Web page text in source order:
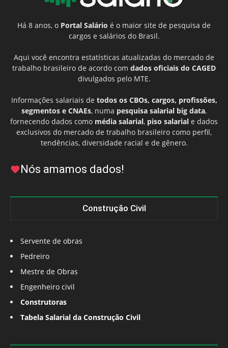
Há 8 anos, o Portal Salário é o maior site de pesquisa de
cargos e salários do Brasil.
Aqui você encontra estatísticas atualizadas do mercado de
trabalho brasileiro de acordo com dados oficiais do CAGED
divulgados pelo MTE.
Informações salariais de todos os CBOs, cargos, profissões,
segmentos e CNAEs, numa pesquisa salarial big data,
fornecendo dados como média salarial, piso salarial e dados
exclusivos do mercado de trabalho brasileiro como perfil,
tendências, diversidade racial e de gênero.
Nós amamos dados!
Construção Civil
Servente de obras
Pedreiro
Mestre de Obras
Engenheiro civil
Construtoras
Tabela Salarial da Construção Civil